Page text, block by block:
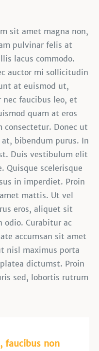
sit amet magna non,
pulvinar felis at
lacus commodo.
auctor mi sollicitudin
at euismod ut,
faucibus leo, et
quam at eros
Donec ut
bibendum purus. In
Duis vestibulum elit
Quisque scelerisque
in imperdiet. Proin
mattis. Ut vel
eros, aliquet sit
odio. Curabitur ac
accumsan sit amet
nisl maximus porta
dictumst. Proin
sed, lobortis rutrum
faucibus non